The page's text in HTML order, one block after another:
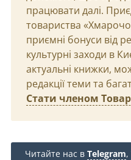
працювати далі.
товариства
приємні бонуси від
культурні заходи в
актуальні книжки,
редакції теми та
Стати членом
Читайте нас в Telegram,